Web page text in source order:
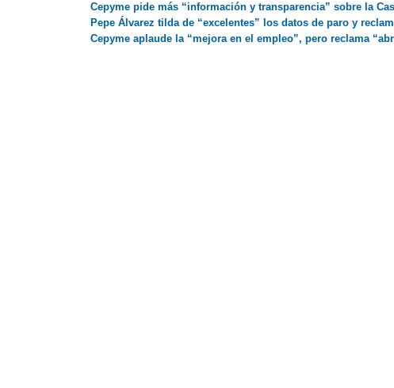
Cepyme pide más “información y transparencia” sobre la
Pepe Álvarez tilda de “excelentes” los datos de paro y
Cepyme aplaude la “mejora en el empleo”, pero reclama